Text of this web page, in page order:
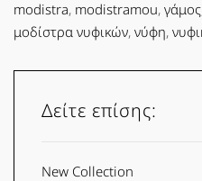
modistra, modistramou, γάμος
μοδίστρα νυφικών, νύφη,
Δείτε επίσης:
New Collection